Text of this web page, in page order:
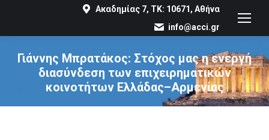
Ακαδημίας 7, ΤΚ: 10671, Αθήνα
info@acci.gr
Γιάννης Μπρατάκος: Στόχος μας η ενεργή
διασύνδεση των επιχειρηματικών
κοινοτήτων Ελλάδας–Αρμενίας
You are here: